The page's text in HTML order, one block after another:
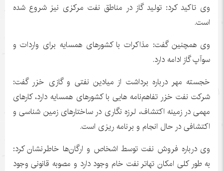
وی تاکید کرد: تولید گاز در مناطق نفت مرکزی نیز شروع شده
است.
وی همچنین گفت: مذاکرات با کشورهای همسایه برای واردات و
سوآپگاز ادامه دارد.
خجسته مهر درباره برداشت از میادین نفتی و گازی خزر گفت:
شرکت نفت خزر تفاهم‌نامه هاییبا کشورهای همسایه دارد، کارهای
مهمی در زمینه اکتشاف، لرزه نگاری در ساختارهای زمین شناسی و
اکتشافی در حال انجام و برنامهریزی است.
وی درباره فروش نفت توسط اشخاص و ارگان‌ها خاطرنشان کرد:
به طور کلی امکان تهاتر نفت خام وجود دارد و مصوبه قانونی وجود